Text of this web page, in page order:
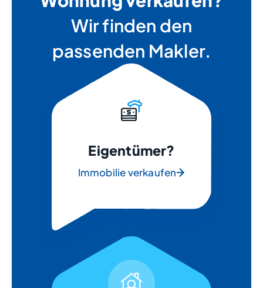
Wir finden den
passenden Makler.
Eigentümer?
Immobilie verkaufen